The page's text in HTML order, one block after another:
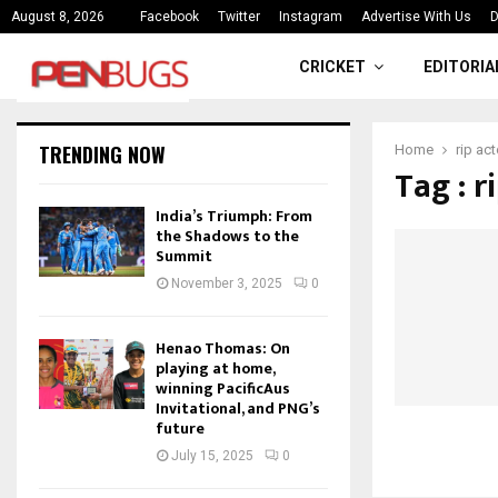
August 8, 2026 Facebook Twitter Instagram Advertise With Us
India’s Triumph: From the
CRICKET
Home rip
Tag :
TRENDING NOW
India’s Triumph: From
the Shadows to the
Summit
November 3, 2025 0
Henao Thomas: On
playing at home,
winning PacificAus
Invitational, and PNG’s
future
July 15, 2025 0